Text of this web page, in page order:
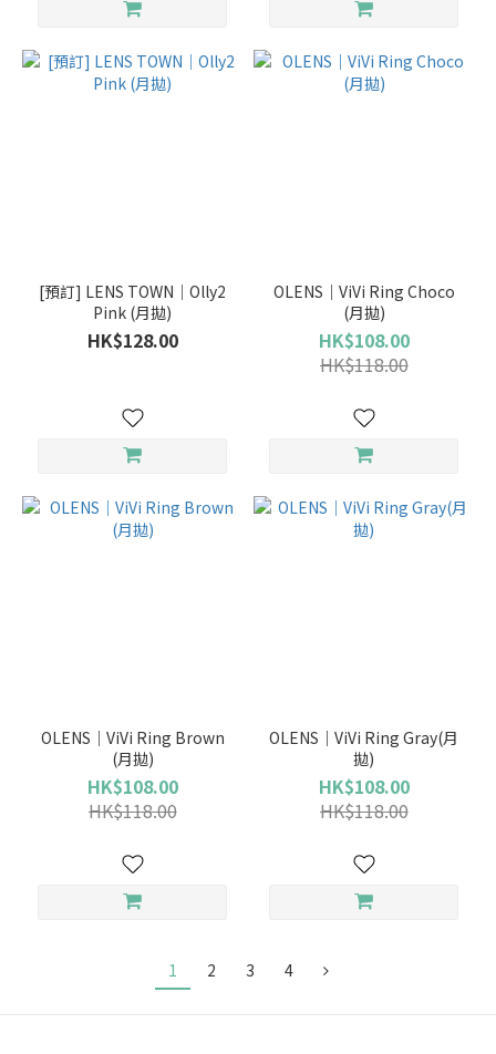
[預訂] LENS TOWN｜Olly2
Pink (月拋)
HK$128.00
OLENS｜ViVi Ring Choco
(月拋)
HK$108.00
HK$118.00
OLENS｜ViVi Ring Brown
(月拋)
HK$108.00
HK$118.00
OLENS｜ViVi Ring Gray(月
拋)
HK$108.00
HK$118.00
1 2 3 4